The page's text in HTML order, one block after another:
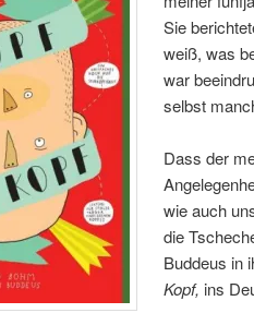
Sie
weiß, was
war
selbst
Dass der
wie auch
die
Buddeus in
Kopf, ins